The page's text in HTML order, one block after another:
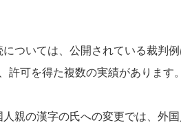
については、公開されている裁判
許可を得た複数の実績があります。
人親の漢字の氏への変更では、外